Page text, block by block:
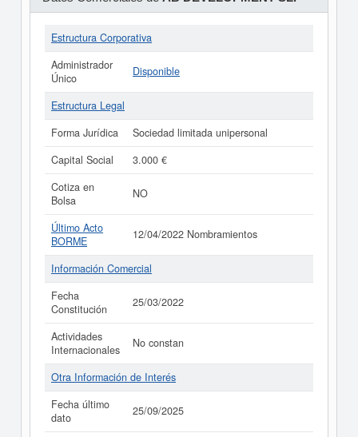
Estructura Corporativa
Administrador
Único
Disponible
Estructura Legal
Forma Jurídica
Sociedad limitada unipersonal
Capital Social
3.000 €
Cotiza en
Bolsa
NO
Último Acto
BORME
12/04/2022 Nombramientos
Información Comercial
Fecha
Constitución
25/03/2022
Actividades
Internacionales
No constan
Otra Información de Interés
Fecha último
dato
25/09/2025